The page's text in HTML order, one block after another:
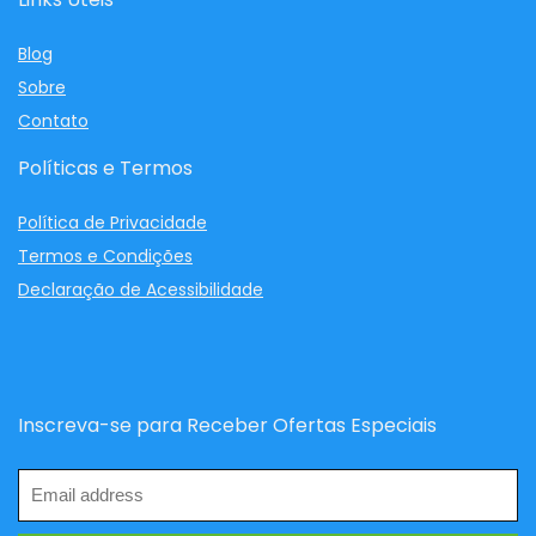
Blog
Sobre
Contato
Políticas e Termos
Política de Privacidade
Termos e Condições
Declaração de Acessibilidade
Inscreva-se para Receber Ofertas Especiais